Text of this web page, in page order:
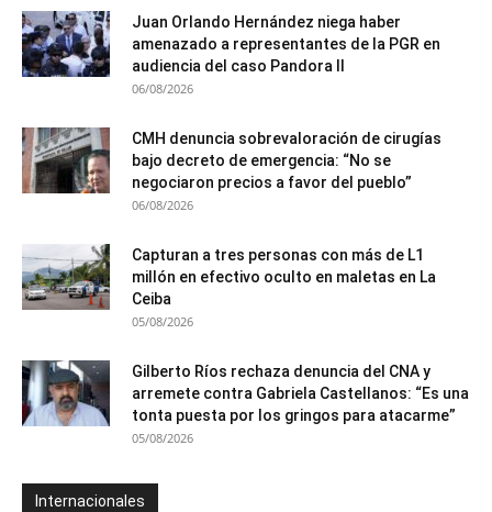
Juan Orlando Hernández niega haber
amenazado a representantes de la PGR en
audiencia del caso Pandora II
06/08/2026
CMH denuncia sobrevaloración de cirugías
bajo decreto de emergencia: “No se
negociaron precios a favor del pueblo”
06/08/2026
Capturan a tres personas con más de L1
millón en efectivo oculto en maletas en La
Ceiba
05/08/2026
Gilberto Ríos rechaza denuncia del CNA y
arremete contra Gabriela Castellanos: “Es una
tonta puesta por los gringos para atacarme”
05/08/2026
Internacionales